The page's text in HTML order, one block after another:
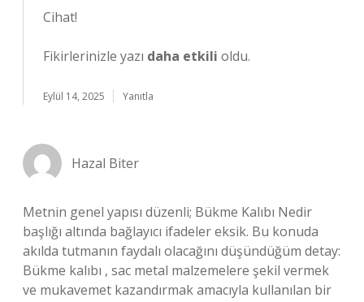
Cihat!
Fikirlerinizle yazı daha etkili oldu.
Eylül 14, 2025 Yanıtla
Hazal Biter
Metnin genel yapısı düzenli; Bükme Kalıbı Nedir
başlığı altında bağlayıcı ifadeler eksik. Bu konuda
akılda tutmanın faydalı olacağını düşündüğüm detay:
Bükme kalıbı , sac metal malzemelere şekil vermek
ve mukavemet kazandırmak amacıyla kullanılan bir